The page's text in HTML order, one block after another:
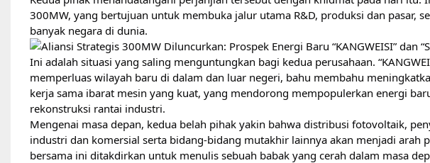
300MW, yang bertujuan untuk membuka jalur utama R&D, produksi dan pasar,
banyak negara di dunia.
Ini adalah situasi yang saling menguntungkan bagi kedua perusahaan.
memperluas wilayah baru di dalam dan luar negeri, bahu membahu
kerja sama ibarat mesin yang kuat, yang mendorong mempopulerkan energi
rekonstruksi rantai industri.
Mengenai masa depan, kedua belah pihak yakin bahwa distribusi fotovoltaik,
industri dan komersial serta bidang-bidang mutakhir lainnya akan menjadi arah
bersama ini ditakdirkan untuk menulis sebuah babak yang cerah dalam masa